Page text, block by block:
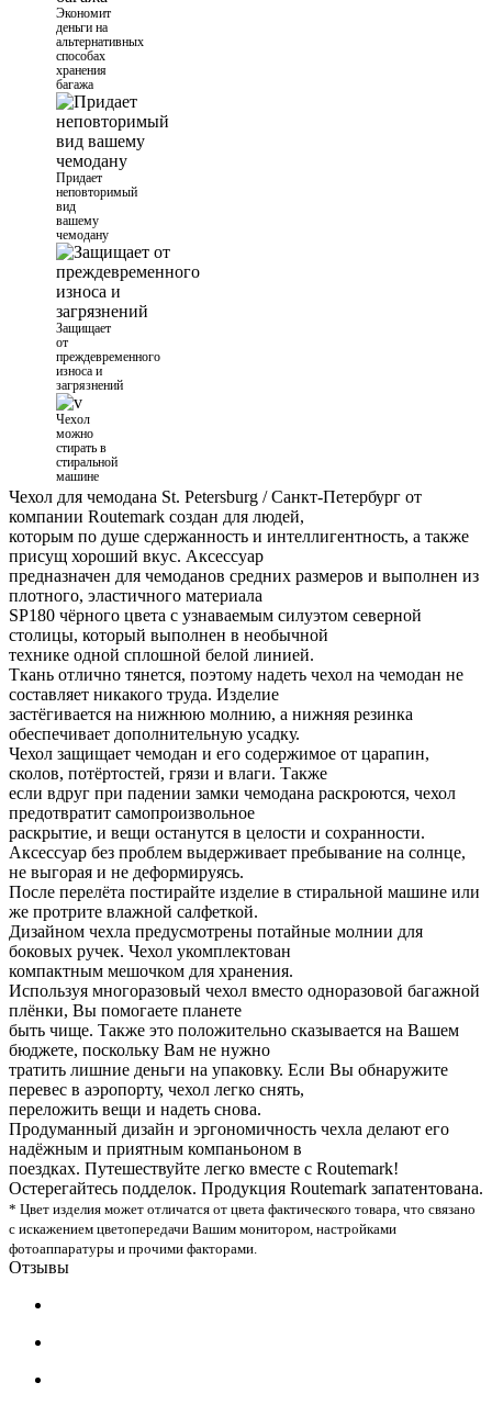
Экономит
деньги на
альтернативных
способах
хранения
багажа
Придает
неповторимый
вид
вашему
чемодану
Защищает
от
преждевременного
износа и
загрязнений
Чехол
можно
стирать в
стиральной
машине
Чехол для чемодана St. Petersburg / Санкт-Петербург от
компании Routemark создан для людей,
которым по душе сдержанность и интеллигентность, а также
присущ хороший вкус. Аксессуар
предназначен для чемоданов средних размеров и выполнен из
плотного, эластичного материала
SP180 чёрного цвета с узнаваемым силуэтом северной
столицы, который выполнен в необычной
технике одной сплошной белой линией.
Ткань отлично тянется, поэтому надеть чехол на чемодан не
составляет никакого труда. Изделие
застёгивается на нижнюю молнию, а нижняя резинка
обеспечивает дополнительную усадку.
Чехол защищает чемодан и его содержимое от царапин,
сколов, потёртостей, грязи и влаги. Также
если вдруг при падении замки чемодана раскроются, чехол
предотвратит самопроизвольное
раскрытие, и вещи останутся в целости и сохранности.
Аксессуар без проблем выдерживает пребывание на солнце,
не выгорая и не деформируясь.
После перелёта постирайте изделие в стиральной машине или
же протрите влажной салфеткой.
Дизайном чехла предусмотрены потайные молнии для
боковых ручек. Чехол укомплектован
компактным мешочком для хранения.
Используя многоразовый чехол вместо одноразовой багажной
плёнки, Вы помогаете планете
быть чище. Также это положительно сказывается на Вашем
бюджете, поскольку Вам не нужно
тратить лишние деньги на упаковку. Если Вы обнаружите
перевес в аэропорту, чехол легко снять,
переложить вещи и надеть снова.
Продуманный дизайн и эргономичность чехла делают его
надёжным и приятным компаньоном в
поездках. Путешествуйте легко вместе с Routemark!
Остерегайтесь подделок. Продукция Routemark запатентована.
* Цвет изделия может отличатся от цвета фактического товара, что связано
с искажением цветопередачи Вашим монитором, настройками
фотоаппаратуры и прочими факторами.
Отзывы